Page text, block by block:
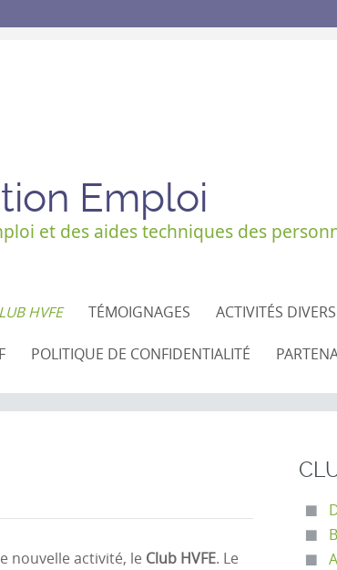
Emploi
et des aides techniques des
HVFE TÉMOIGNAGES ACTIVITÉS
POLITIQUE DE CONFIDENTIALITÉ
nouvelle activité, le Club HVFE. Le